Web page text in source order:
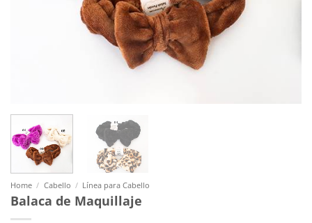
Home / Cabello / Línea para Cabello
Balaca de Maquillaje